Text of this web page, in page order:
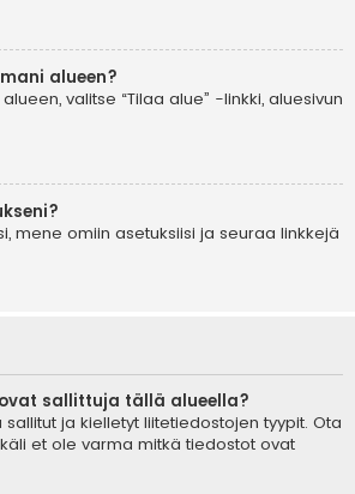
alueen?
valitse “Tilaa alue” -linkki, aluesivun
mene omiin asetuksiisi ja seuraa linkkejä
sallittuja tällä alueella?
ja kielletyt liitetiedostojen tyypit. Ota
et ole varma mitkä tiedostot ovat